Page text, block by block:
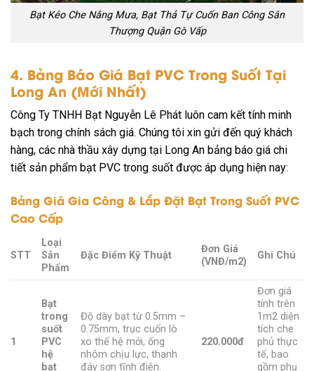
Bạt Kéo Che Nắng Mưa, Bạt Thả Tự Cuốn Ban Công Sân
Thượng Quận Gò Vấp
4. Bảng Báo Giá Bạt PVC Trong Suốt Tại
Long An (Mới Nhất)
Công Ty TNHH Bạt Nguyễn Lê Phát luôn cam kết tính minh
bạch trong chính sách giá. Chúng tôi xin gửi đến quý khách
hàng, các nhà thầu xây dựng tại Long An bảng báo giá chi
tiết sản phẩm bạt PVC trong suốt được áp dụng hiện nay:
Bảng Giá Gia Công & Lắp Đặt Bạt Trong Suốt PVC
Cao Cấp
STT
Loại
Sản
Phẩm
Đặc Điểm Kỹ Thuật
Đơn Giá
(VNĐ/m2)
Ghi Chú
1
Bạt
trong
suốt
PVC
hệ
bạt
Độ dày bạt từ 0.5mm –
0.75mm, trục cuốn lò
xo thế hệ mới, ống
nhôm chịu lực, thanh
đáy sơn tĩnh điện.
220.000đ
Đơn giá
tính trên
1m2 diện
tích che
phủ thực
tế, bao
gồm phụ